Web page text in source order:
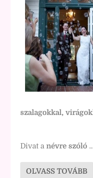
szalagokkal,
Divat anévre szóló
OLVASS TOVÁBB